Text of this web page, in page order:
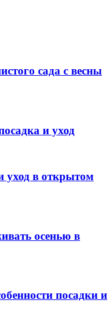
сада с весны
и уход
уход в открытом
осенью в
посадки и